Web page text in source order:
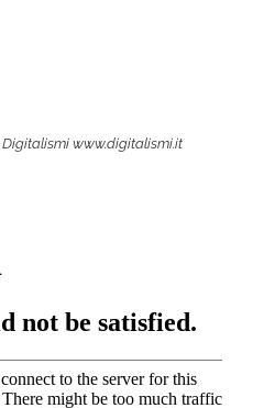
Digitalismi www.digitalismi.it